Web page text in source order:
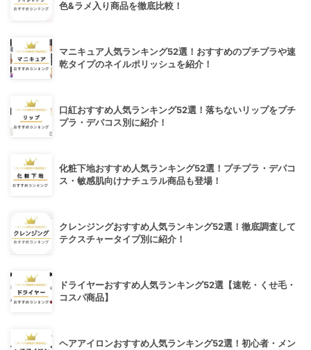
色&ラメ入り商品を徹底比較！
マニキュア人気ランキング52選！おすすめのプチプラや速
乾タイプのネイルポリッシュを紹介！
口紅おすすめ人気ランキング52選！落ちないリップをプチ
プラ・デパコス別に紹介！
化粧下地おすすめ人気ランキング52選！プチプラ・デパコ
ス・敏感肌向けナチュラル商品も登場！
クレンジングおすすめ人気ランキング52選！徹底調査して
テクスチャータイプ別に紹介！
ドライヤーおすすめ人気ランキング52選【速乾・くせ毛・
コスパ商品】
ヘアアイロンおすすめ人気ランキング52選！初心者・メン